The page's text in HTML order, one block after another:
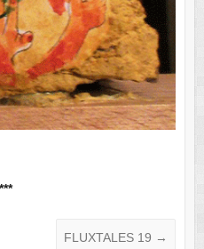
***
FLUXTALES 19 →